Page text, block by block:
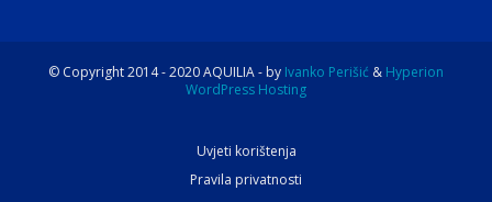
© Copyright 2014 -2020AQUILIA - by Ivanko Perišić & Hyperion
WordPress Hosting
Uvjeti korištenja
Pravila privatnosti